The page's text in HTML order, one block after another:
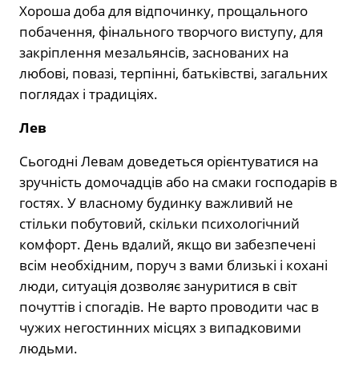
Хороша доба для відпочинку, прощального
побачення, фінального творчого виступу, для
закріплення мезальянсів, заснованих на
любові, повазі, терпінні, батьківстві, загальних
поглядах і традиціях.
Лев
Сьогодні Левам доведеться орієнтуватися на
зручність домочадців або на смаки господарів в
гостях. У власному будинку важливий не
стільки побутовий, скільки психологічний
комфорт. День вдалий, якщо ви забезпечені
всім необхідним, поруч з вами близькі і кохані
люди, ситуація дозволяє зануритися в світ
почуттів і спогадів. Не варто проводити час в
чужих негостинних місцях з випадковими
людьми.